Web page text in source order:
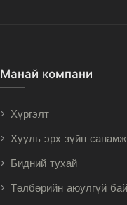
Манай компани
Хүргэлт
Хууль эрх зүйн санамж
Бидний тухай
Төлбөрийн аюулгүй